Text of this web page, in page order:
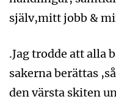
själv,mitt jobb &
.Jag trodde att alla
sakerna berättas
den värsta skiten